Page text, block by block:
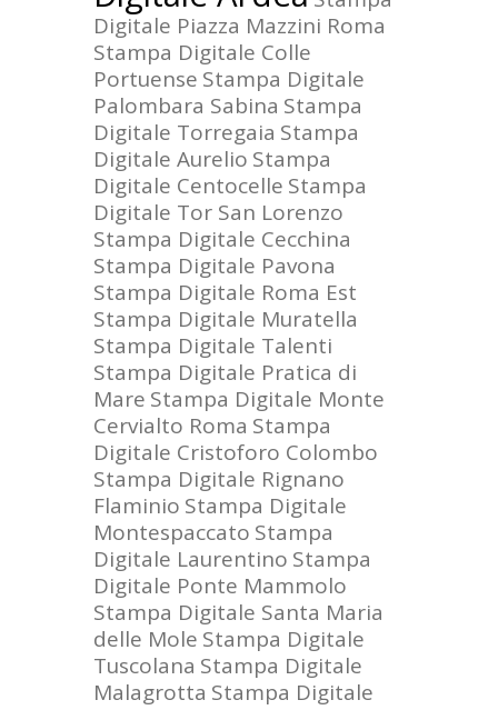
Digitale Piazza Mazzini Roma
Stampa Digitale Colle
Portuense Stampa Digitale
Palombara Sabina Stampa
Digitale Torregaia Stampa
Digitale Aurelio Stampa
Digitale Centocelle Stampa
Digitale Tor San Lorenzo
Stampa Digitale Cecchina
Stampa Digitale Pavona
Stampa Digitale Roma Est
Stampa Digitale Muratella
Stampa Digitale Talenti
Stampa Digitale Pratica di
Mare Stampa Digitale Monte
Cervialto Roma Stampa
Digitale Cristoforo Colombo
Stampa Digitale Rignano
Flaminio Stampa Digitale
Montespaccato Stampa
Digitale Laurentino Stampa
Digitale Ponte Mammolo
Stampa Digitale Santa Maria
delle Mole Stampa Digitale
Tuscolana Stampa Digitale
Malagrotta Stampa Digitale